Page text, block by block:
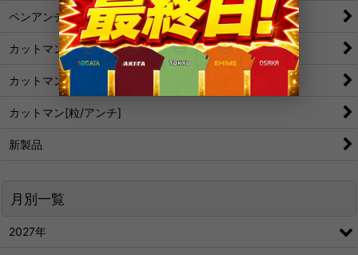
ペンアンチ
カットマン[裏]
カットマン[表/変化表]
カットマン[粒/アンチ]
新製品
月別一覧
2027年